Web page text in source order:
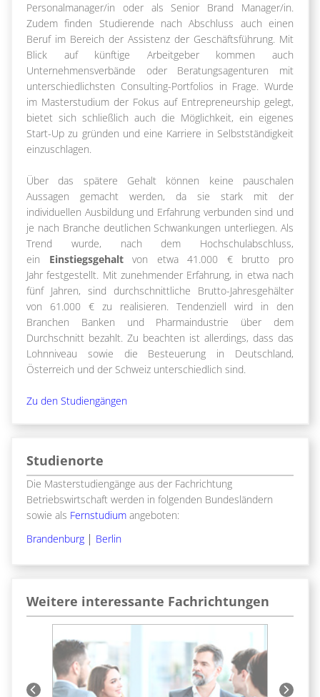
Personalmanager/in oder als Senior Brand Manager/in.
Zudem finden Studierende nach Abschluss auch einen
Beruf im Bereich der Assistenz der Geschäftsführung. Mit
Blick auf künftige Arbeitgeber kommen auch
Unternehmensverbände oder Beratungsagenturen mit
unterschiedlichsten Consulting-Portfolios in Frage. Wurde
im Masterstudium der Fokus auf Entrepreneurship gelegt,
bietet sich schließlich auch die Möglichkeit, ein eigenes
Start-Up zu gründen und eine Karriere in Selbstständigkeit
einzuschlagen.
Über das spätere Gehalt können keine pauschalen
Aussagen gemacht werden, da sie stark mit der
individuellen Ausbildung und Erfahrung verbunden sind und
je nach Branche deutlichen Schwankungen unterliegen. Als
Trend wurde, nach dem Hochschulabschluss,
ein Einstiegsgehaltvon etwa 41.000 € brutto pro
Jahr festgestellt. Mit zunehmender Erfahrung, in etwa nach
fünf Jahren, sind durchschnittliche Brutto-Jahresgehälter
von 61.000 € zu realisieren. Tendenziell wird in den
Branchen Banken und Pharmaindustrie über dem
Durchschnitt bezahlt. Zu beachten ist allerdings, dass das
Lohnniveau sowie die Besteuerung in Deutschland,
Österreich und der Schweiz unterschiedlich sind.
Zu den Studiengängen
Studienorte
Die Masterstudiengänge aus der Fachrichtung
Betriebswirtschaft werden in folgenden Bundesländern
sowie als Fernstudium angeboten:
Brandenburg
Berlin
Weitere interessante Fachrichtungen